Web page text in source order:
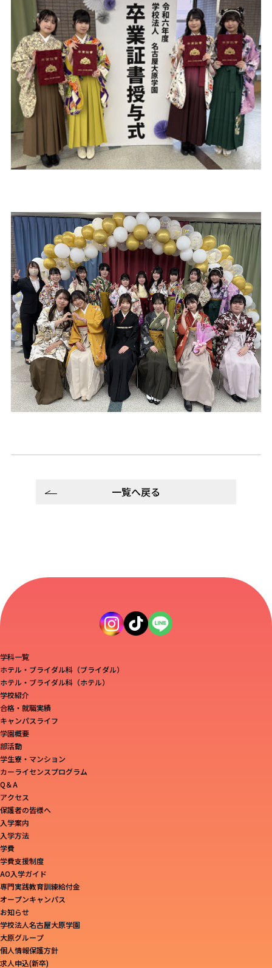
一覧へ戻る
学科一覧
ホテル・ブライダル科（ブライダル）
ホテル・ブライダル科（ホテル）
学校紹介
合格・就職実績
キャンパスライフ
学園概要
部活動
学生寮・マンション
カーライセンスプログラム
Q＆A
アクセス
保護者の皆様へ
入学案内
入学方法
学費
学費支援制度
AO入学ガイド
専門実践教育訓練給付金
オープンキャンパス
お知らせ
学校法人名古屋大原学園
大原グループ
個人情報保護方針
求人申込(新卒)